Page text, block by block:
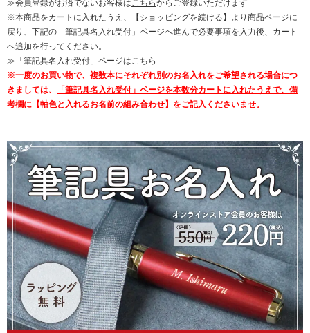
≫会員登録がお済でないお客様はこちらからご登録いただけます
※本商品をカートに入れたうえ、【ショッピングを続ける】より商品ページに
戻り、下記の 「筆記具名入れ受付」ページへ進んで必要事項を入力後、カート
へ追加を行ってください。
≫「筆記具名入れ受付」ページはこちら
※一度のお買い物で、複数本にそれぞれ別のお名入れをご希望される場合につ
きましては、
「筆記具名入れ受付」ページを本数分カートに入れたうえで、備
考欄に【軸色と入れるお名前の組み合わせ】をご記入くださいませ。